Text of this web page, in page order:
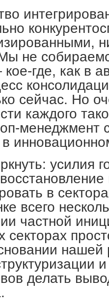
не
где, как в
сейчас. Но
каждого
менеджмент
усилия
в
всего
частной
нашей
делать